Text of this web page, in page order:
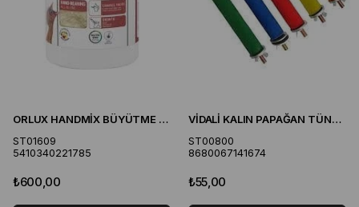
ORLUX HANDMİX BÜYÜTME MAMASI 500 GR
ST01609
5410340221785
₺600,00
VİDALİ KALIN PAPAĞAN TÜNEK 27 CM
ST00800
8680067141674
₺55,00